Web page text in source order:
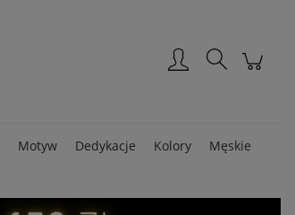
Motyw Dedykacje Kolory Męskie